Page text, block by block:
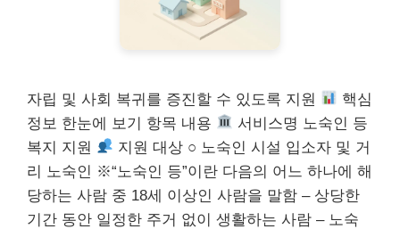
자립 및 사회 복귀를 증진할 수 있도록 지원
핵심
정보 한눈에 보기 항목 내용
서비스명 노숙인 등
복지 지원
지원 대상 ○ 노숙인 시설 입소자 및 거
리 노숙인 ※“노숙인 등”이란 다음의 어느 하나에 해
당하는 사람 중 18세 이상인 사람을 말함 – 상당한
기간 동안 일정한 주거 없이 생활하는 사람 – 노숙